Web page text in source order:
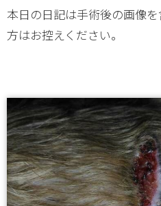
本日の日記は手術後の画像
方はお控えください。